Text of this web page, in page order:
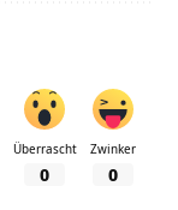
Überrascht
0
Zwinker
0